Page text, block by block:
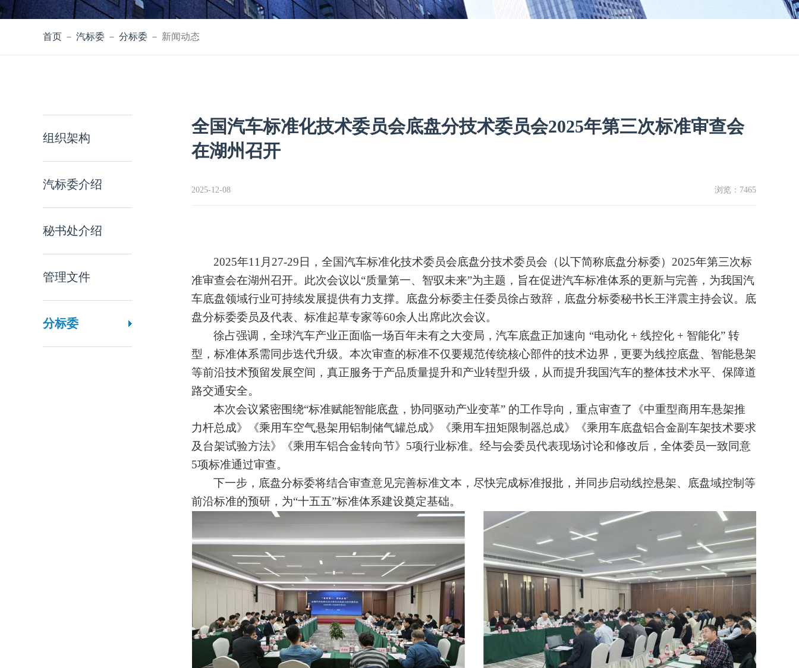
首页 － 汽标委 － 分标委 － 新闻动态
组织架构
汽标委介绍
秘书处介绍
管理文件
分标委
全国汽车标准化技术委员会底盘分技术委员会2025年第三次标准审查会
在湖州召开
浏览： 7465
2025-12-08
2025年11月27-29日，全国汽车标准化技术委员会底盘分技术委员会（以下简称底盘分标委） 2025年第三次标
准审查会在湖州召开。此次会议以“质量第一、智驭未来”为主题，旨在促进汽车标准体系的更新与完善，为我国汽
车底盘领域行业可持续发展提供有力支撑。 底盘分标委主任委员徐占致辞 ，底盘分标委秘书长王泮震主持会议。 底
盘分标委委员及代表、标准起草专家等60余人出席此次会议。
徐占强调，全球汽车产业正面临一场百年未有之大变局，汽车底盘正加速向 “电动化 + 线控化 + 智能化” 转
型，标准体系需同步迭代升级。本次审查的标准不仅要规范传统核心部件的技术边界，更要为线控底盘、智能悬架
等前沿技术预留发展空间，真正服务于产品质量提升和产业转型升级，从而提升我国汽车的整体技术水平、保障道
路交通安全。
本次会议紧密围绕“标准赋能智能底盘，协同驱动产业变革” 的工作导向，重点审查了《中重型商用车悬架推
力杆总成》
《乘用车空气悬架用铝制储气罐总成》 《乘用车扭矩限制器总成》
《乘用车底盘铝合金副车架技术要求
及台架试验方法》
《乘用车铝合金转向节》 5项行业标准。 经与会委员代表现场讨论和修改后，全体委员一致同意
5项标准通过审查。
下一步，底盘分标委将结合审查意见完善标准文本，尽快完成标准报批，并同步启动线控悬架、底盘域控制等
前沿标准的预研，为“十五五”标准体系建设奠定基础。